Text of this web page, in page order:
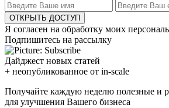
ОТКРЫТЬ ДОСТУП
Я согласен на обработку моих
Подпишитесь на рассылку
Дайджест новых статей
+ неопубликованное от in-scale
Получайте каждую неделю полезные и
для улучшения Вашего бизнеса